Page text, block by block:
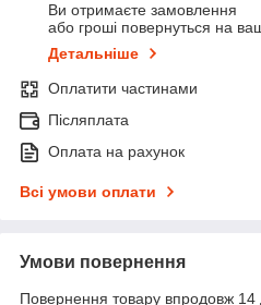
Ви отримаєте замовлення
або гроші повернуться на
Детальніше
Оплатити частинами
Післяплата
Оплата на рахунок
Всі умови оплати
Умови повернення
Повернення товару впродовж 14